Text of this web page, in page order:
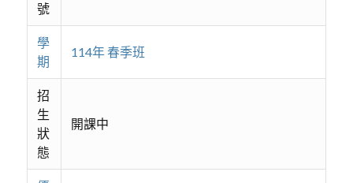
號
學
期
114年 春季班
招
生
狀
態
開課中